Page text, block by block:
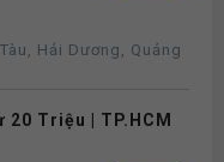
Hải Dương, Quảng
20 Triệu | TP.HCM